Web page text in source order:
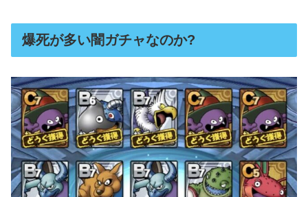
爆死が多い闇ガチャなのか?